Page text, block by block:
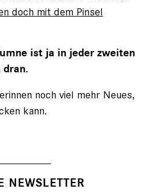
doch mit dem Pinsel
ist ja in jeder zweiten
dran.
noch viel mehr Neues,
kann.
NEWSLETTER